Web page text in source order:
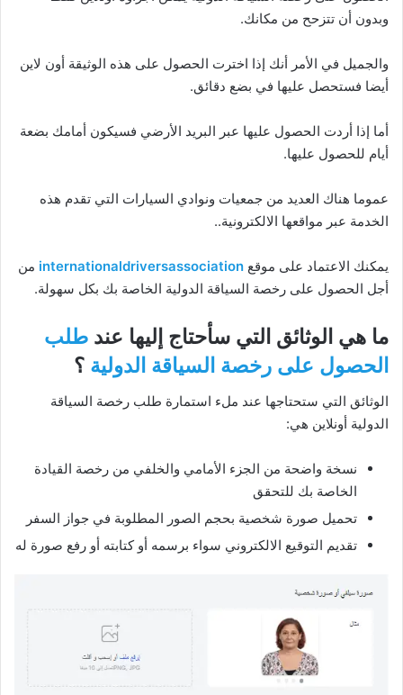
وبدون أن تتزحح من مكانك.
والجميل في الأمر أنك إذا اخترت الحصول على هذه الوثيقة أون لاين
أيضا فستحصل عليها في بضع دقائق.
أما إذا أردت الحصول عليها عبر البريد الأرضي فسيكون أمامك بضعة
أيام للحصول عليها.
عموما هناك العديد من جمعيات ونوادي السيارات التي تقدم هذه
الخدمة عبر مواقعها الالكترونية..
يمكنك الاعتماد على موقع internationaldriversassociation من
أجل الحصول على رخصة السياقة الدولية الخاصة بك بكل سهولة.
ما هي الوثائق التي سأحتاج إليها عند طلب
الحصول على رخصة السياقة الدولية ؟
الوثائق التي ستحتاجها عند ملء استمارة طلب رخصة السياقة
الدولية أونلاين هي:
نسخة واضحة من الجزء الأمامي والخلفي من رخصة القيادة
الخاصة بك للتحقق
تحميل صورة شخصية بحجم الصور المطلوبة في جواز السفر
تقديم التوقيع الالكتروني سواء برسمه أو كتابته أو رفع صورة له